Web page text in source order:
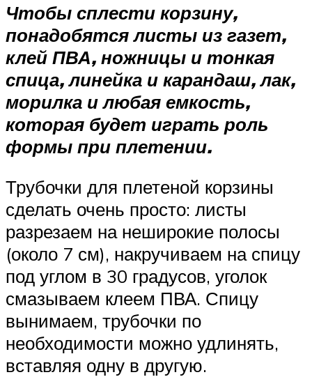
Чтобы сплести корзину,
понадобятся листы из газет,
клей ПВА, ножницы и тонкая
спица, линейка и карандаш, лак,
морилка и любая емкость,
которая будет играть роль
формы при плетении.
Трубочки для плетеной корзины
сделать очень просто: листы
разрезаем на неширокие полосы
(около 7 см), накручиваем на спицу
под углом в 30 градусов, уголок
смазываем клеем ПВА. Спицу
вынимаем, трубочки по
необходимости можно удлинять,
вставляя одну в другую.